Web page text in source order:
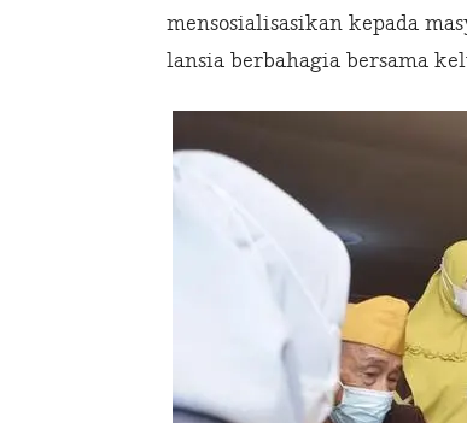
mensosialisasikan kepada
lansia berbahagia bersama